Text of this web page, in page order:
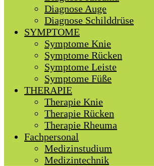
Diagnose Auge
Diagnose Schilddrüse
SYMPTOME
Symptome Knie
Symptome Rücken
Symptome Leiste
Symptome Füße
THERAPIE
Therapie Knie
Therapie Rücken
Therapie Rheuma
Fachpersonal
Medizinstudium
Medizintechnik